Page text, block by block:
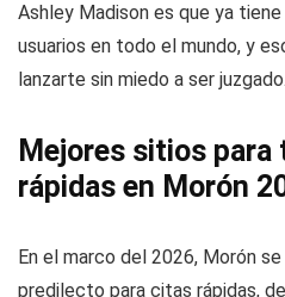
Ashley Madison es que ya
usuarios en todo el mundo, y
lanzarte sin miedo a ser juzgado.
Mejores sitios para
rápidas en Morón
En el marco del 2026, Morón
predilecto para citas rápidas,